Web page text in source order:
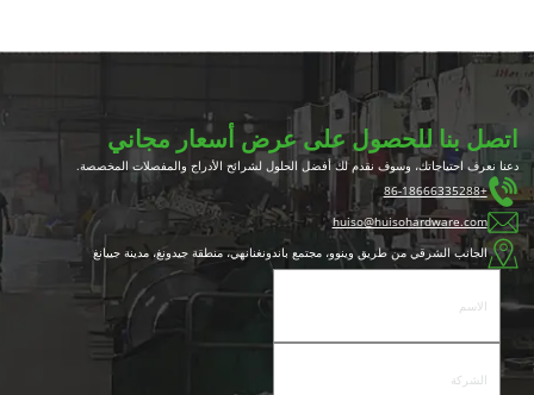
اتصل بنا للحصول على عرض أسعار مجاني
دعنا نعرف احتياجاتك، وسوف نقدم لك أفضل الحلول لشرائح الأدراج والمفصلات المخصصة.
+86-18666335288
huiso@huisohardware.com
الجانب الشرقي من طريق وينوو، مجتمع باندونغنانهي، منطقة جيدونغ، مدينة جييانغ